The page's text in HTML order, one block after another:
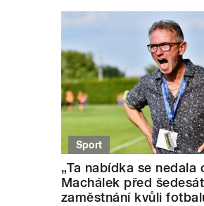
Sport
„Ta nabídka se nedala
Machálek před
zaměstnání kvůli